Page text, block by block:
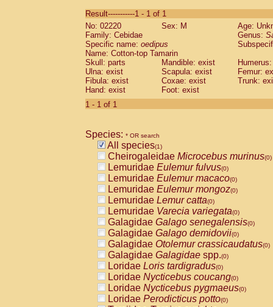
CebidaeSaguinus labiatus(0)
Cebidae Saguinus leucopus (0)
Cebidae
CebidaeSaguinus mystax
Cebidae Saguinus nigricollis (0)
Cebidae Saguinus oedipus
Cebidae Saguinus weddelli
Cebidae Saguinusspp.
Cebidae
CebidaeCebus capucinus
CebidaeCebus nigrivittatus
CebidaeCebus spp.(0)
CebidaeSaimiri boliviensis(0)
CebidaeSaimiri sciureus(0)
AtelidaeAlouatta caraya(0)
AtelidaeAlouatta fusca(0)
AtelidaeAlouatta seniculus(0)
AtelidaeAlouattaspp.(0)
AtelidaeAteles belzebuth(0)
AtelidaeAteles geoffroyi(0)
AtelidaeAteles paniscus(0)
AtelidaeAtelesspp.(0)
AtelidaeLagothrix lagothricha(0)
AtelidaeLagothrix lagothricha cana
PitheciidaeCacajao calvus
Result-----------1 - 1 of 1
No: 02220
Sex: M
Age:
Family: Cebidae
Genus:
Specific name: oedipus
Name: Cotton-top Tamarin
Skull: parts
Mandible: exist
Ulna: exist
Scapula: exist
Femur:
Fibula: exist
Coxae: exist
Trunk:
Hand: exist
Foot: exist
1 - 1 of 1
Species: * OR search
All species(1)
Cheirogaleidae Microcebus murinus(0)
Lemuridae Eulemur fulvus(0)
Lemuridae Eulemur macaco(0)
Lemuridae Eulemur mongoz(0)
Lemuridae Lemur catta(0)
Lemuridae Varecia variegata(0)
Galagidae Galago senegalensis(0)
Galagidae Galago demidovii(0)
Galagidae Otolemur crassicaudatus(0)
Galagidae Galagidae spp.(0)
Loridae Loris tardigradus(0)
Loridae Nycticebus coucang(0)
Loridae Nycticebus pygmaeus(0)
Loridae Perodicticus potto(0)